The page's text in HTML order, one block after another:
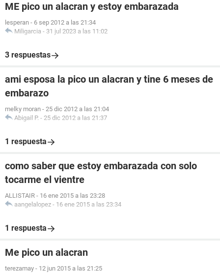
ME pico un alacran y estoy embarazada
lesperan - 6 sep 2012 a las 21:34
Miligarcia - 31 jul 2023 a las 11:02
3 respuestas
ami esposa la pico un alacran y tine 6 meses de
embarazo
melky moran - 25 dic 2012 a las 21:04
Abigail P. - 25 dic 2012 a las 21:37
1 respuesta
como saber que estoy embarazada con solo
tocarme el vientre
ALLISTAIR - 16 ene 2015 a las 23:28
aangelalopez - 16 ene 2015 a las 23:34
1 respuesta
Me pico un alacran
terezamay - 12 jun 2015 a las 21:25